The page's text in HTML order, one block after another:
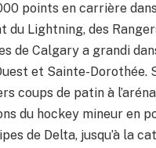
points en carrière
du Lightning, des
de Calgary a grandi
et Sainte-Dorothée.
coups de patin à
du hockey mineur en
de Delta, jusqu’à la